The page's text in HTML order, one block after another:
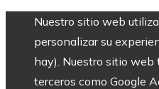
Nuestro sitio web
personalizar su
hay). Nuestro sitio web
terceros como Google